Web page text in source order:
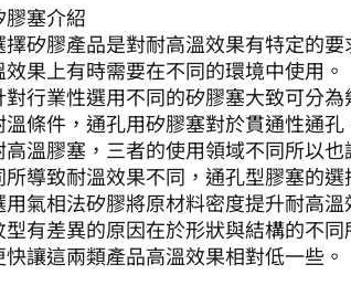
膠塞介紹
擇矽膠產品是對耐高溫效果有特定的
效果上有時需要在不同的環境中使用。
對行業性選用不同的矽膠塞大致可分
溫條件，通孔用矽膠塞對於貫通性通
高溫膠塞，三者的使用領域不同所以
所導致耐溫效果不同，通孔型膠塞的
用氣相法矽膠將原材料密度提升耐高
型有差異的原因在於形狀與結構的不
快讓這兩類產品高溫效果相對低一些。